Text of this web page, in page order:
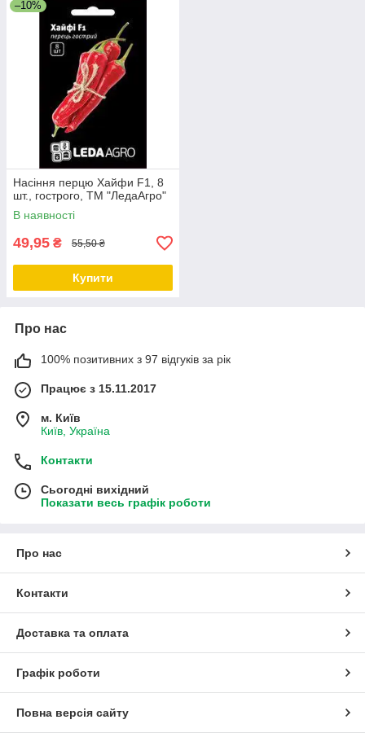
–10%
Насіння перцю Хайфи F1, 8
шт., гострого, ТМ "ЛедаАгро"
В наявності
49,95 ₴ 55,50 ₴
Купити
Про нас
100% позитивних з 97 відгуків за рік
Працює з 15.11.2017
м. Київ
Київ, Україна
Контакти
Сьогодні вихідний
Показати весь графік роботи
Про нас
Контакти
Доставка та оплата
Графік роботи
Повна версія сайту